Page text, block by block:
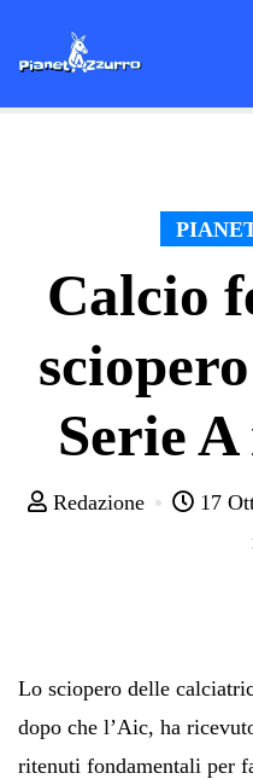
Calcio
Serie
Redazione 17
Lo sciopero delle
dopo che l’Aic, ha
ritenuti fondamentali per